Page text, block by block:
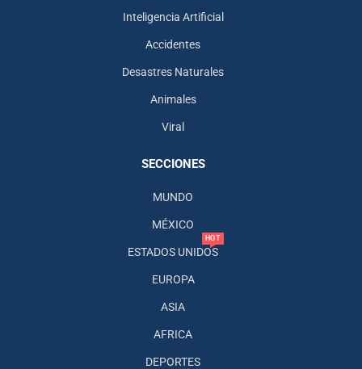
Inteligencia Artificial
Accidentes
Desastres Naturales
Animales
Viral
SECCIONES
MUNDO
MÉXICO
ESTADOS UNIDOS
HOT
EUROPA
ASIA
AFRICA
DEPORTES